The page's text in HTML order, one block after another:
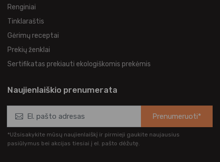
Renginiai
Tinklaraštis
Gėrimų receptai
Prekių ženklai
Sertifikatas prekiauti ekologiškomis prekėmis
Naujienlaiškio prenumerata
Prenumeruoti*
*Užsisakykite mūsų naujienlaiškį ir pirmieji gaukite naujausius
pasiūlymus bei akcijas tiesiai į el. pašto dėžutę.